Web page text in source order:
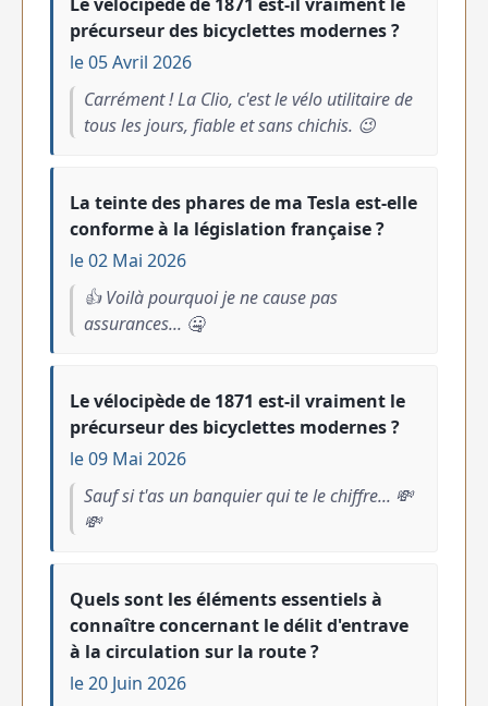
précurseur des bicyclettes modernes ?
le 05 Avril 2026
Carrément ! La Clio, c'est le vélo utilitaire de
tous les jours, fiable et sans chichis. 😉
La teinte des phares de ma Tesla est-elle
conforme à la législation française ?
le 02 Mai 2026
👍 Voilà pourquoi je ne cause pas
assurances... 🤐
Le vélocipède de 1871 est-il vraiment le
précurseur des bicyclettes modernes ?
le 09 Mai 2026
Sauf si t'as un banquier qui te le chiffre... 💸
💸
Quels sont les éléments essentiels à
connaître concernant le délit d'entrave
à la circulation sur la route ?
le 20 Juin 2026